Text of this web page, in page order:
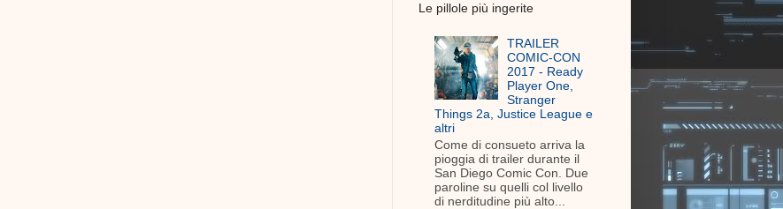
Le pillole più ingerite
TRAILER
COMIC-CON
2017 - Ready
Player One,
Stranger
Things 2a, Justice League e
altri
Come di consueto arriva la
pioggia di trailer durante il
San Diego Comic Con. Due
paroline su quelli col livello
di nerditudine più alto...